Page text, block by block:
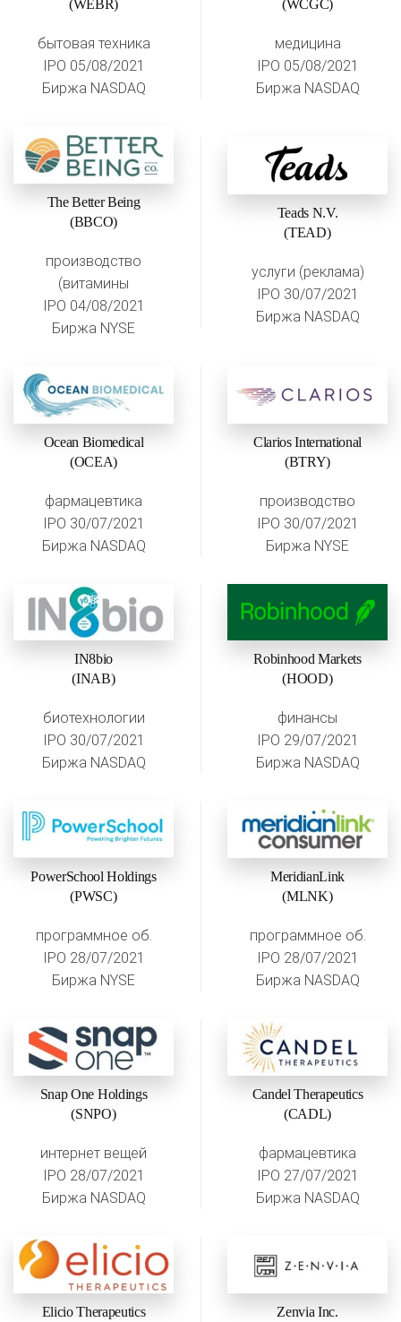
(WEBR)
бытовая техника
IPO 05/08/2021
Биржа NASDAQ
(WCGC)
медицина
IPO 05/08/2021
Биржа NASDAQ
The Better Being
(BBCO)
производство
(витамины
IPO 04/08/2021
Биржа NYSE
Teads N.V.
(TEAD)
услуги (реклама)
IPO 30/07/2021
Биржа NASDAQ
Ocean Biomedical
(OCEA)
фармацевтика
IPO 30/07/2021
Биржа NASDAQ
Clarios International
(BTRY)
производство
IPO 30/07/2021
Биржа NYSE
IN8bio
(INAB)
биотехнологии
IPO 30/07/2021
Биржа NASDAQ
Robinhood Markets
(HOOD)
финансы
IPO 29/07/2021
Биржа NASDAQ
PowerSchool Holdings
(PWSC)
программное об.
IPO 28/07/2021
Биржа NYSE
MeridianLink
(MLNK)
программное об.
IPO 28/07/2021
Биржа NASDAQ
Snap One Holdings
(SNPO)
интернет вещей
IPO 28/07/2021
Биржа NASDAQ
Candel Therapeutics
(CADL)
фармацевтика
IPO 27/07/2021
Биржа NASDAQ
Elicio Therapeutics
Zenvia Inc.